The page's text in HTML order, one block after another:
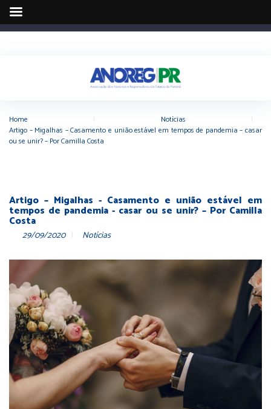
Home Notícias
Artigo – Migalhas – Casamento e união estável em tempos de pandemia – casar
ou se unir? – Por Camilla Costa
Artigo – Migalhas - Casamento e união estável em
tempos de pandemia - casar ou se unir? – Por Camilla
Costa
29/09/2020 Notícias